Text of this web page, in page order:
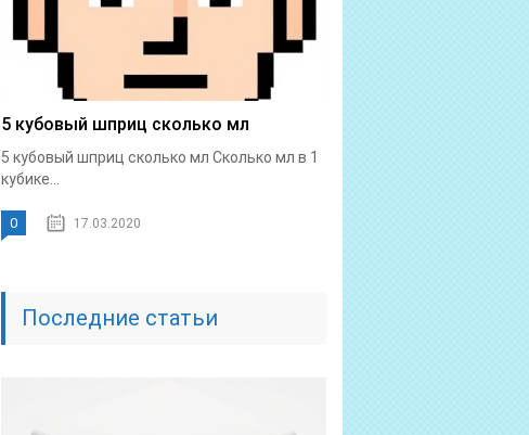
5 кубовый шприц сколько мл
5 кубовый шприц сколько мл Сколько мл в 1
кубике...
0 17.03.2020
Последние статьи